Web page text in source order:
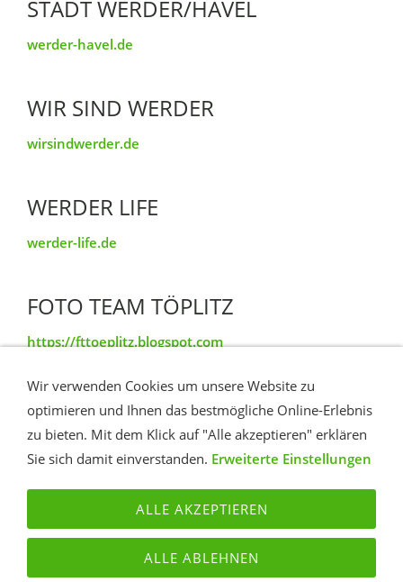
STADT WERDER/HAVEL
werder-havel.de
WIR SIND WERDER
wirsindwerder.de
WERDER LIFE
werder-life.de
FOTO TEAM TÖPLITZ
https://fttoeplitz.blogspot.com
TÖPLITZ IM VIDEO
YouTube Insel Töplitz
KONTAKT ROUTE IMPRESSUM DATENSCHUTZ
TÖPLITZ PORTAL - DAS INTERNET PORTAL DER INSEL
TÖPLITZ
Wir verwenden Cookies um unsere Website zu
optimieren und Ihnen das bestmögliche Online-Erlebnis
zu bieten. Mit dem Klick auf "Alle akzeptieren" erklären
Sie sich damit einverstanden. Erweiterte Einstellungen
ALLE AKZEPTIEREN
ALLE ABLEHNEN